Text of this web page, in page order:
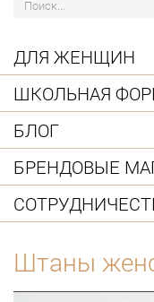
ДЛЯ ЖЕНЩИН
ШКОЛЬНАЯ
БЛОГ
БРЕНДОВЫЕ
Штаны